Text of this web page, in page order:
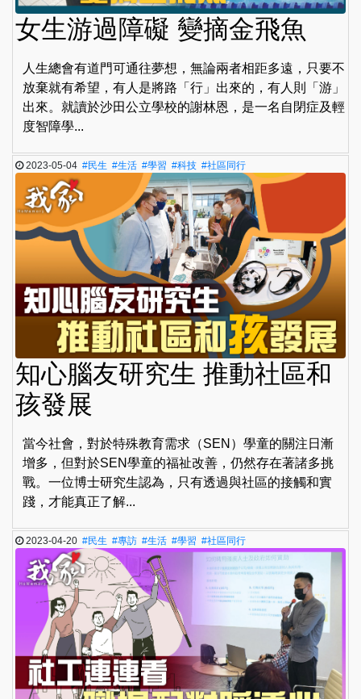
女生游過障礙 變摘金飛魚
人生總會有道門可通往夢想，無論兩者相距多遠，只要不
放棄就有希望，有人是將路「行」出來的，有人則「游」
出來。就讀於沙田公立學校的謝林恩，是一名自閉症及輕
度智障學...
2023-05-04#民生 #生活 #學習 #科技 #社區同行
知心腦友研究生 推動社區和
孩發展
當今社會，對於特殊教育需求（SEN）學童的關注日漸
增多，但對於SEN學童的福祉改善，仍然存在著諸多挑
戰。一位博士研究生認為，只有透過與社區的接觸和實
踐，才能真正了解...
2023-04-20#民生 #專訪 #生活 #學習 #社區同行